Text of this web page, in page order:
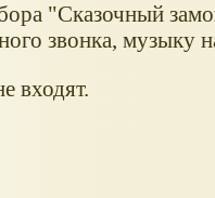
"Сказочный
звонка, музыку
входят.